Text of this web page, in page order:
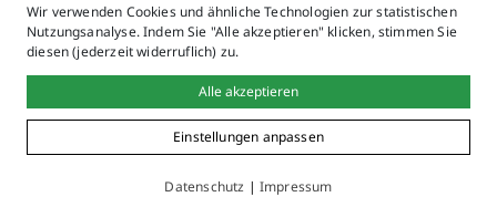
Wir verwenden Cookies und ähnliche Technologien zur statistischen
Nutzungsanalyse. Indem Sie "Alle akzeptieren" klicken, stimmen Sie
diesen (jederzeit widerruflich) zu.
Alle akzeptieren
Einstellungen anpassen
Datenschutz | Impressum